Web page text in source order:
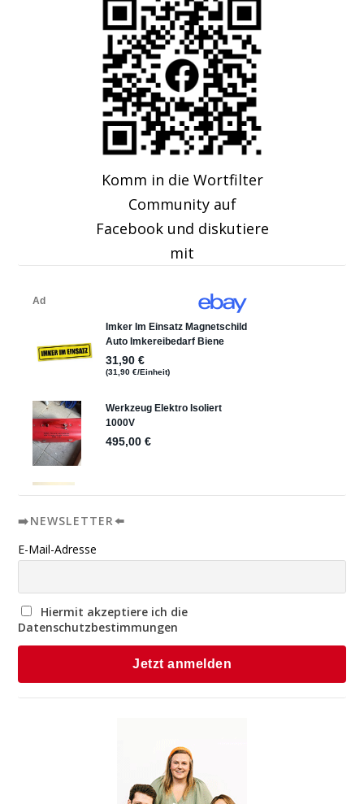
Komm in die Wortfilter
Community auf
Facebook und diskutiere
mit
➡️NEWSLETTER⬅️
E-Mail-Adresse
Hiermit akzeptiere ich die
Datenschutzbestimmungen